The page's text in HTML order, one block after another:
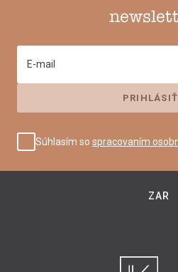
E-mail
Súhlasím so spracovaním
ZAR